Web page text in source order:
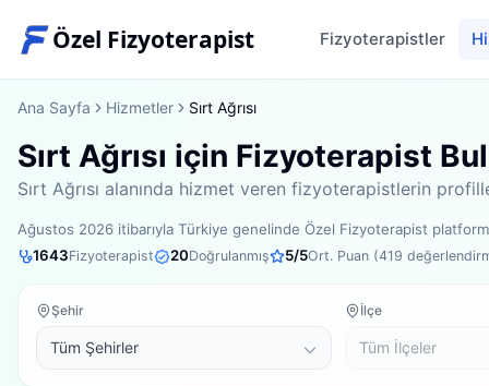
Özel Fizyoterapist Fizyoterapistler
Ana Sayfa Hizmetler Sırt Ağrısı
Sırt Ağrısı için Fizyoterapist
Sırt Ağrısı alanında hizmet veren fizyoterapistlerin
Ağustos 2026 itibarıyla Türkiye genelinde Özel Fizyoterapist
1643Fizyoterapist 20Doğrulanmış 5/5Ort. Puan (419
Şehir İlçe